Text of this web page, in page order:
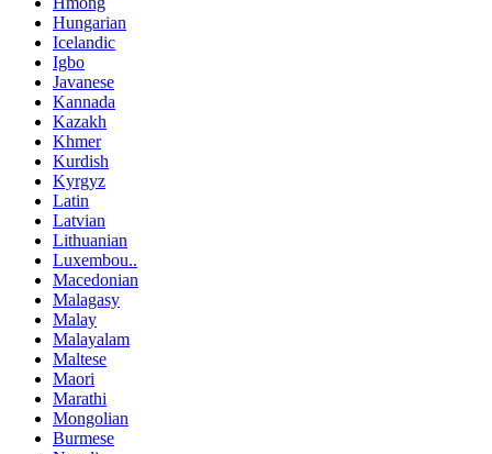
Hungarian
Icelandic
Igbo
Javanese
Kannada
Kazakh
Khmer
Kurdish
Kyrgyz
Latin
Latvian
Lithuanian
Luxembou..
Macedonian
Malagasy
Malay
Malayalam
Maltese
Maori
Marathi
Mongolian
Burmese